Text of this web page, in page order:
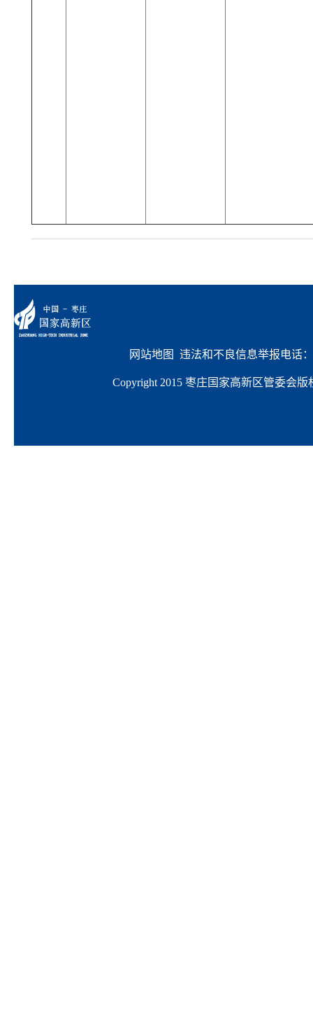
网站地图
违法和不良信息举报电话
Copyright 2015 枣庄国家高新区管委会